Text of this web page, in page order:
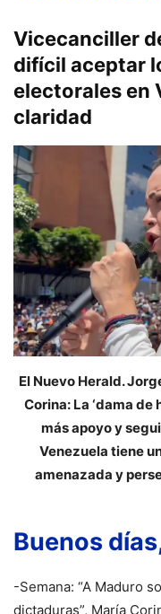
Vicecanciller
difícil aceptar
electorales en
claridad
El Nuevo Herald.
Corina: La ‘dama de
más apoyo y
Venezuela tiene
amenazada y
Buenos
-Semana: “A Maduro
dictaduras”, María